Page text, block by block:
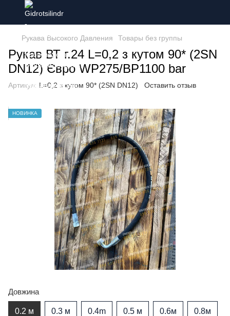
Рукава Высокого Давления Товары без группы
Рукав ВТ г.24 L=0,2 з кутом 90* (2SN
DN12) Євро WP275/BP1100 bar
Артикул: L=0,2 з кутом 90* (2SN DN12) Оставить отзыв
НОВИНКА
Довжина
0.2 м 0.3 м 0.4m 0.5 м 0.6м 0.8м